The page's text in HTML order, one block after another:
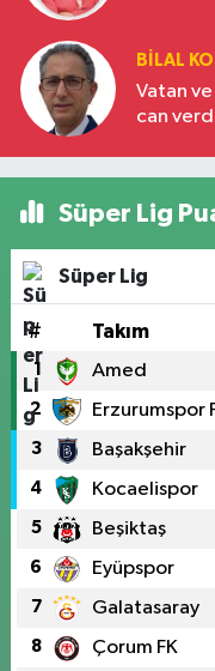
BILAL
Vatan
can
Süper Lig
Süper Lig
# Takım
1 Amed
2 Erzurumspor
3 Başakşehir
4 Kocaelispor
5 Beşiktaş
6 Eyüpspor
7 Galatasaray
8 Çorum FK